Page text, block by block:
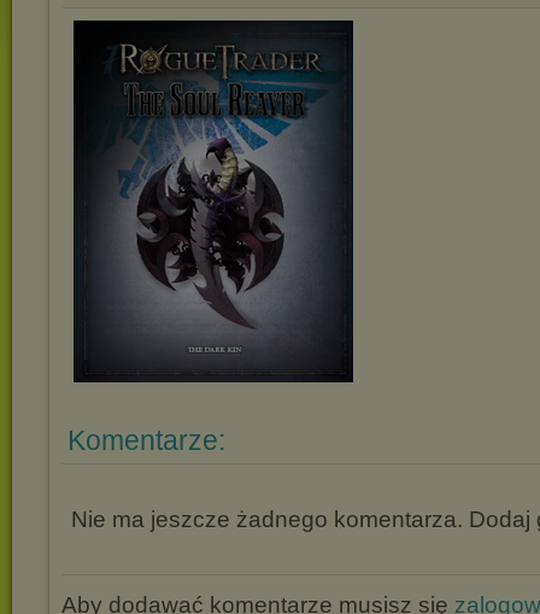
Komentarze:
Nie ma jeszcze żadnego komentarza. Dodaj
Aby dodawać komentarze musisz się